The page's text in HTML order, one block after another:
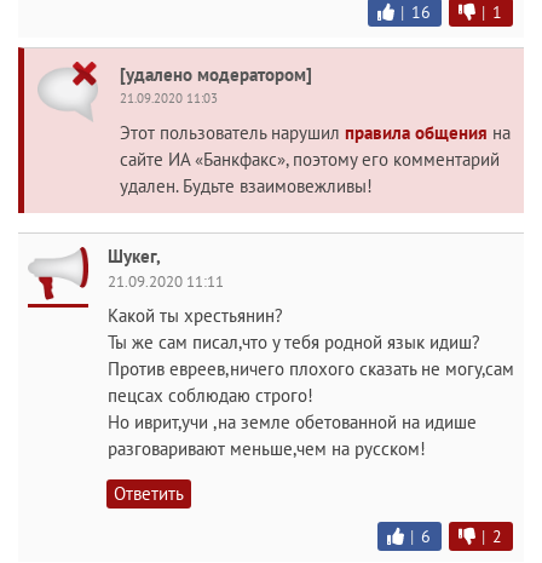
| 16 | 1
[удалено модератором]
21.09.2020 11:03
Этот пользователь нарушил правила общения на
сайте ИА «Банкфакс», поэтому его комментарий
удален. Будьте взаимовежливы!
Шукег,
21.09.2020 11:11
Какой ты хрестьянин?
Ты же сам писал,что у тебя родной язык идиш?
Против евреев,ничего плохого сказать не могу,сам
пецсах соблюдаю строго!
Но иврит,учи ,на земле обетованной на идише
разговаривают меньше,чем на русском!
Ответить
| 6 | 2